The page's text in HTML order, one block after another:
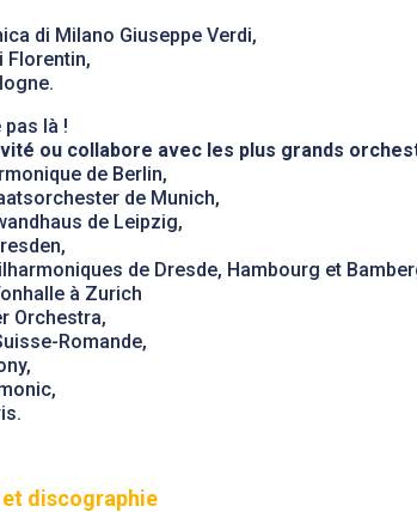
di Milano Giuseppe Verdi,
Florentin,
pas là !
ou collabore avec les plus grands
de Berlin,
de Munich,
de Leipzig,
de Dresde, Hambourg et
à Zurich
Orchestra,
Romande,
discographie